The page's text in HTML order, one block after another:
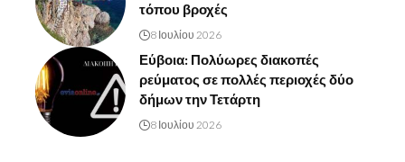
τόπου βροχές
8 Ιουλίου 2026
Εύβοια: Πολύωρες διακοπές
ρεύματος σε πολλές περιοχές δύο
δήμων την Τετάρτη
8 Ιουλίου 2026